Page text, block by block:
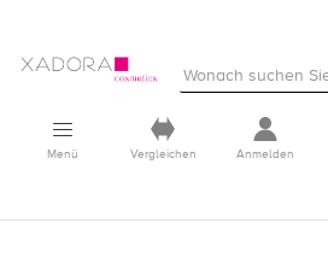
Menü Vergleichen Anmelden